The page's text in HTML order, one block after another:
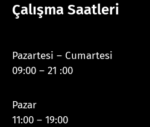
Çalışma Saatleri
Pazartesi – Cumartesi
09:00 – 21 :00
Pazar
11:00 – 19:00